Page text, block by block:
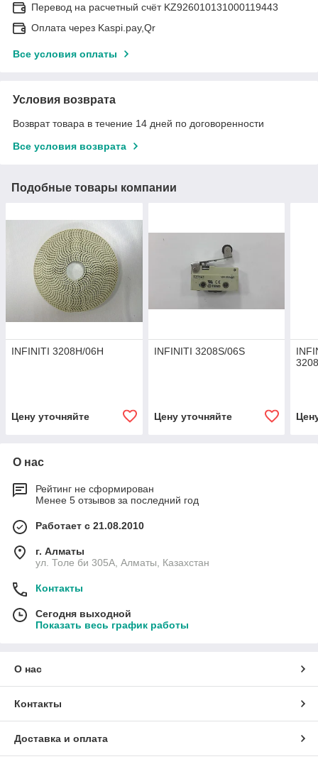
Перевод на расчетный счёт KZ926010131000119443
Оплата через Kaspi.pay,Qr
Все условия оплаты
Условия возврата
Возврат товара в течение 14 дней по договоренности
Все условия возврата
Подобные товары компании
INFINITI 3208H/06H
Цену уточняйте
INFINITI 3208S/06S
Цену уточняйте
О нас
Рейтинг не сформирован
Менее 5 отзывов за последний год
Работает с 21.08.2010
г. Алматы
ул. Толе би 305А, Алматы, Казахстан
Контакты
Сегодня выходной
Показать весь график работы
О нас
Контакты
Доставка и оплата